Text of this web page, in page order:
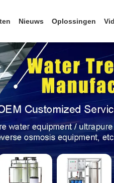
Nieuws Oplossingen